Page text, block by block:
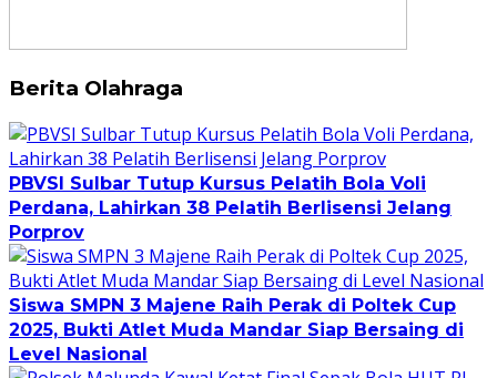
Berita Olahraga
PBVSI Sulbar Tutup Kursus Pelatih Bola Voli
Perdana, Lahirkan 38 Pelatih Berlisensi Jelang
Porprov
Siswa SMPN 3 Majene Raih Perak di Poltek Cup
2025, Bukti Atlet Muda Mandar Siap Bersaing di
Level Nasional